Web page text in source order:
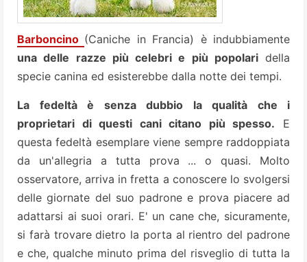
Barboncino (Caniche in Francia) è indubbiamente
una delle razze più celebri e più popolaridella
specie canina ed esisterebbe dalla notte dei tempi.
La fedeltà è senza dubbio la qualità che i
proprietari di questi cani citano più spesso.
E
questa fedeltà esemplare viene sempre raddoppiata
da un'allegria a tutta prova ... o quasi. Molto
osservatore, arriva in fretta a conoscere lo svolgersi
delle giornate del suo padrone e prova piacere ad
adattarsi ai suoi orari. E' un cane che, sicuramente,
si farà trovare dietro la porta al rientro del padrone
e che, qualche minuto prima del risveglio di tutta la